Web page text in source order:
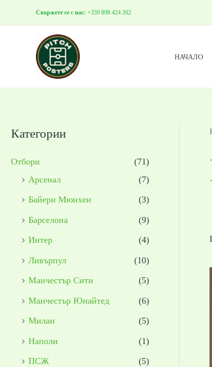
to
Свържете се с нас: +359 898 424 202
НАЧАЛО
Категории
Отбори
(71)
Арсенал
(7)
Байерн Мюнхен (3)
Барселона (9)
Интер (4)
Ливърпул (10)
Манчестър Сити (5)
Манчестър Юнайтед (6)
Милан (5)
Наполи (1)
ПСЖ (5)